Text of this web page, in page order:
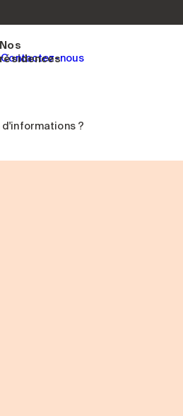
Nos
résidences
Contactez-nous
d'informations ?